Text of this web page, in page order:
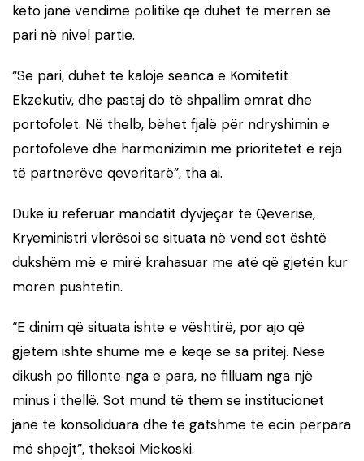
këto janë vendime politike që duhet të merren së
pari në nivel partie.
“Së pari, duhet të kalojë seanca e Komitetit
Ekzekutiv, dhe pastaj do të shpallim emrat dhe
portofolet. Në thelb, bëhet fjalë për ndryshimin e
portofoleve dhe harmonizimin me prioritetet e reja
të partnerëve qeveritarë”, tha ai.
Duke iu referuar mandatit dyvjeçar të Qeverisë,
Kryeministri vlerësoi se situata në vend sot është
dukshëm më e mirë krahasuar me atë që gjetën kur
morën pushtetin.
“E dinim që situata ishte e vështirë, por ajo që
gjetëm ishte shumë më e keqe se sa pritej. Nëse
dikush po fillonte nga e para, ne filluam nga një
minus i thellë. Sot mund të them se institucionet
janë të konsoliduara dhe të gatshme të ecin përpara
më shpejt”, theksoi Mickoski.